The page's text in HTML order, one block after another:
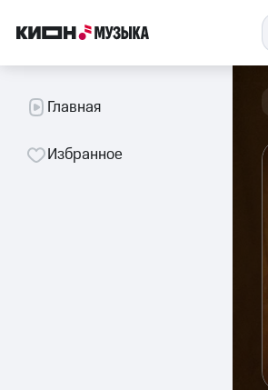
Главная
Избранное